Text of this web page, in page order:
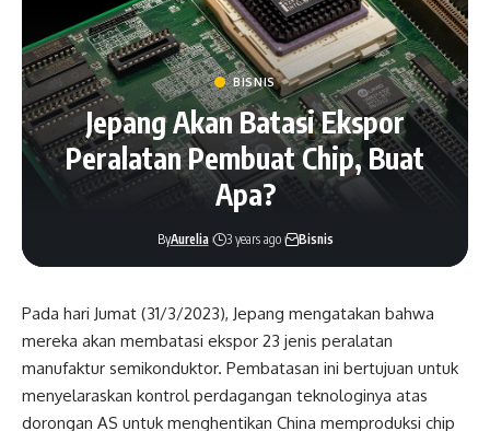
BISNIS
Jepang Akan Batasi Ekspor
Peralatan Pembuat Chip, Buat
Apa?
ByAurelia 3 years ago Bisnis
Pada hari Jumat (31/3/2023), Jepang mengatakan bahwa
mereka akan membatasi ekspor 23 jenis peralatan
manufaktur semikonduktor. Pembatasan ini bertujuan untuk
menyelaraskan kontrol perdagangan teknologinya atas
dorongan AS untuk menghentikan China memproduksi chip